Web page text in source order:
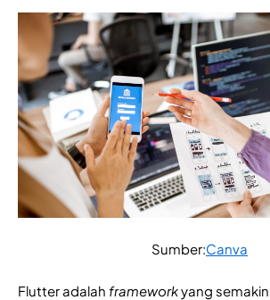
Sumber:Canva
Flutter adalah frameworkyang